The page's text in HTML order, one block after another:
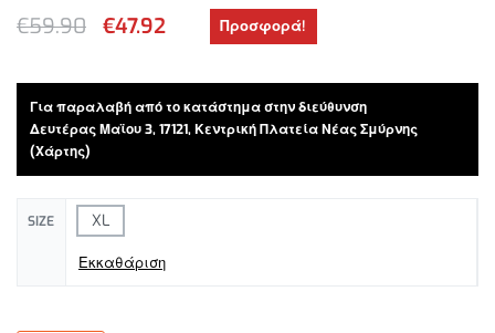
€59.90 €47.92 Προσφορά!
Για παραλαβή από το κατάστημα στην διεύθυνση
Δευτέρας Μαϊου 3, 17121, Κεντρική Πλατεία Νέας Σμύρνης
(Χάρτης)
SIZE XL
Εκκαθάριση